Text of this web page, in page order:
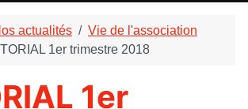
actualités
Vie de l'association
1er trimestre 2018
1er